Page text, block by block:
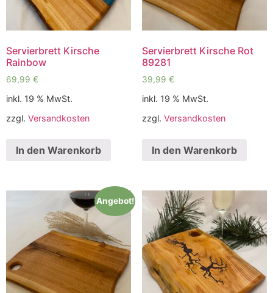
Servierbrett Kirsche
Rainbow
69,99 €
inkl. 19 % MwSt.
zzgl. Versandkosten
In den Warenkorb
Servierbrett Kirsche Rot
89281
39,99 €
inkl. 19 % MwSt.
zzgl. Versandkosten
In den Warenkorb
Angebot!